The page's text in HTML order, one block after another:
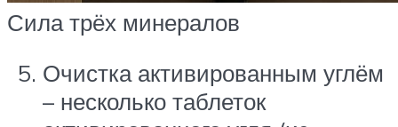
Сила трёх минералов
Очистка активированным углём
– несколько таблеток